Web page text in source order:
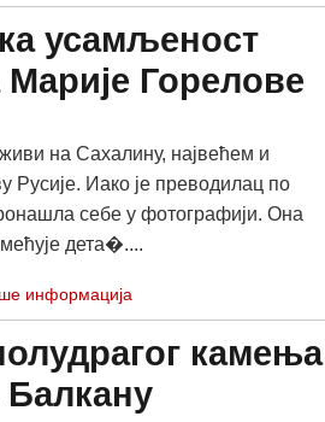
усамљеност
Горелове
на Сахалину, највећем и
Русије. Иако је преводилац по
себе у фотографији. Она
дета�....
информација
камења
Балкану